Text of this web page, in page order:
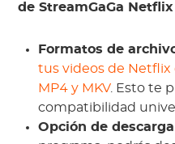
de StreamGaGa
Formatos de
tus videos de Netflix
MP4 y MKV. Esto te
compatibilidad
Opción de